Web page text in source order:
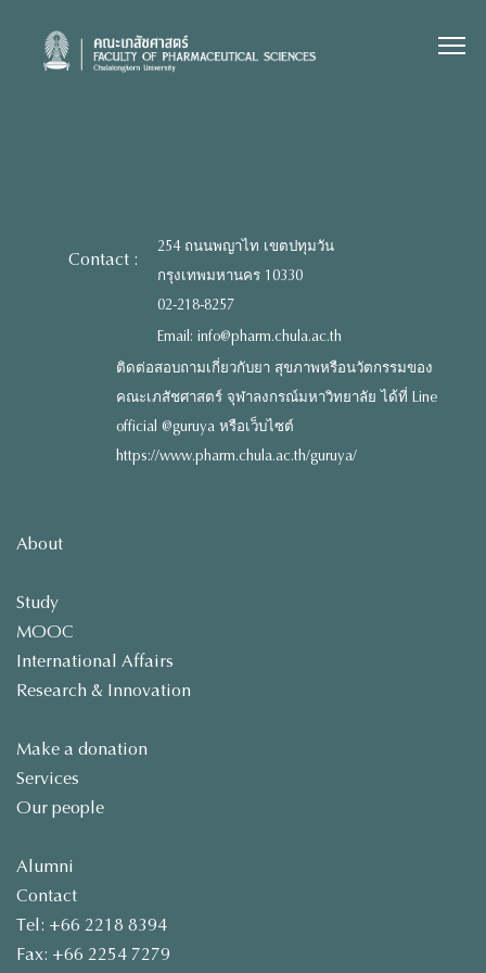
content
Contact :
254 ถนนพญาไท เขตปทุมวัน
กรุงเทพมหานคร 10330
02-218-8257
Email: info@pharm.chula.ac.th
ติดต่อสอบถามเกี่ยวกับยา สุขภาพหรือนวัตกรรมของ
คณะเภสัชศาสตร์ จุฬาลงกรณ์มหาวิทยาลัย ได้ที่ Line
official @guruya หรือเว็บไซต์
https://www.pharm.chula.ac.th/guruya/
About
Study
MOOC
International Affairs
Research & Innovation
Make a donation
Services
Our people
Alumni
Contact
Tel: +66 2218 8394
Fax: +66 2254 7279